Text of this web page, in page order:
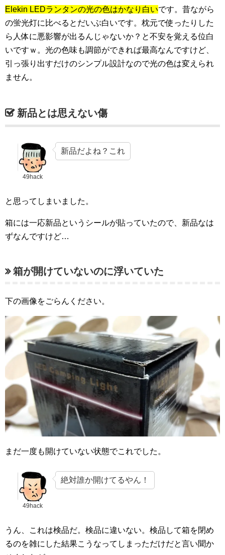
Elekin LEDランタンの光の色はかなり白いです。昔ながら
の蛍光灯に比べるとだいぶ白いです。枕元で使ったりした
ら人体に悪影響が出るんじゃないか？と不安を覚える位白
いですｗ。光の色味も調節ができれば最高なんですけど、
引っ張り出すだけのシンプル設計なので光の色は変えられ
ません。
新品とは思えない傷
49hack
新品だよね？これ
と思ってしまいました。
箱には一応新品というシールが貼っていたので、新品なは
ずなんですけど…
箱が開けていないのに浮いていた
下の画像をごらんください。
まだ一度も開けていない状態でこれでした。
49hack
絶対誰か開けてるやん！
うん、これは検品だ。検品に違いない。検品して箱を閉め
るのを雑にした結果こうなってしまっただけだと言い聞か